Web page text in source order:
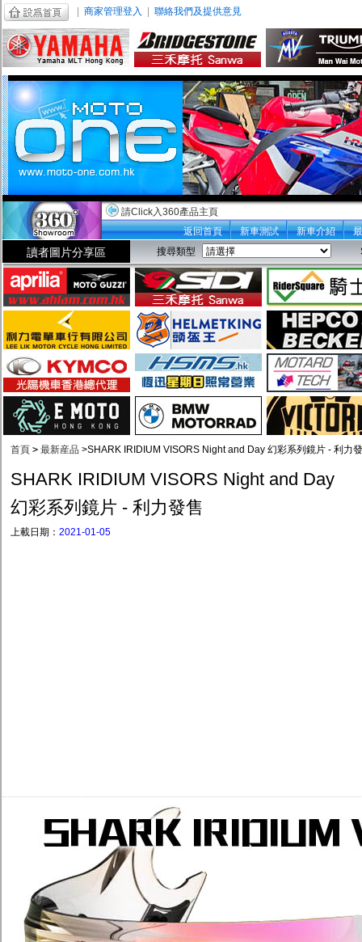
商家管理登入 聯絡我們及提供意見
請Click入360產品主頁
返回首頁
新車測試 新車介紹
讀者圖片分享區 搜尋類型
首頁 > 最新産品 >SHARK IRIDIUM VISORS Night and Day 幻彩系列鏡片 - 利力
SHARK IRIDIUM VISORS Night and Day
幻彩系列鏡片 - 利力發售
上載日期： 2021-01-05